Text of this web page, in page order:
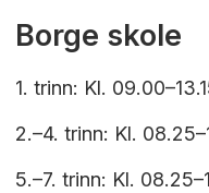
Borge skole
1. trinn: Kl.
2.–4. trinn: Kl.
5.–7. trinn: Kl.